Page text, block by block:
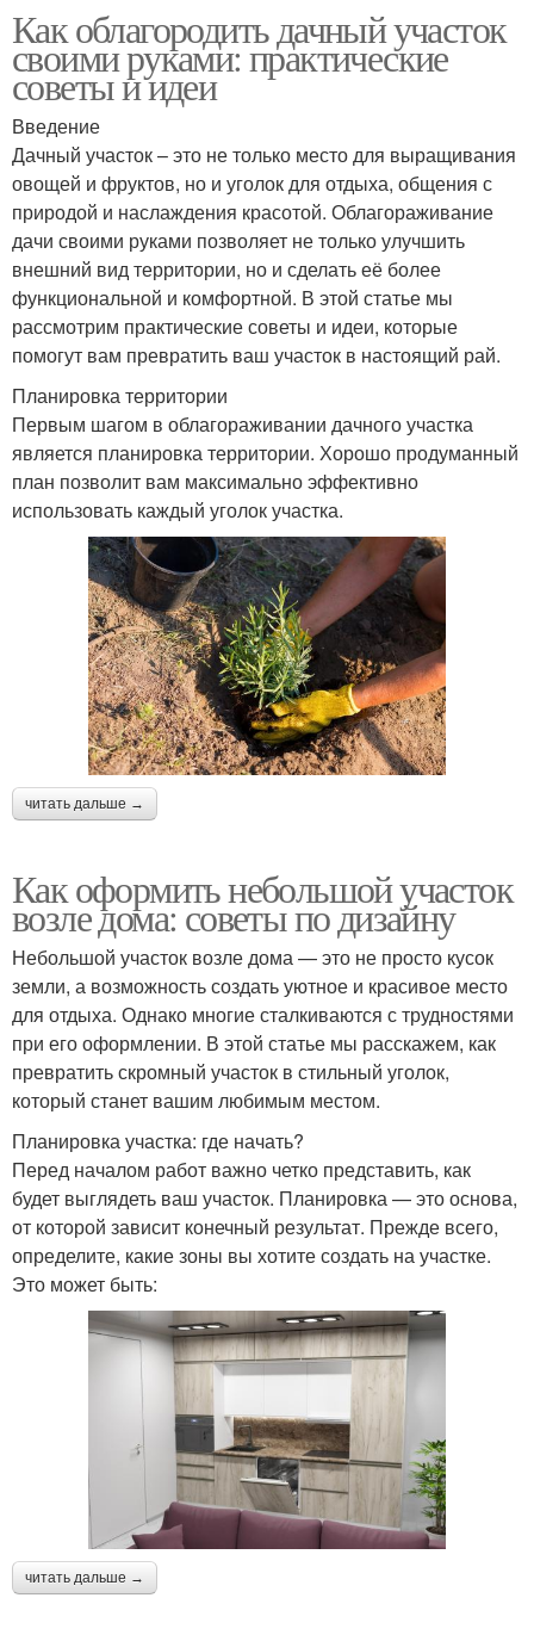
Как облагородить дачный участок
своими руками: практические
советы и идеи
Введение
Дачный участок – это не только место для выращивания
овощей и фруктов, но и уголок для отдыха, общения с
природой и наслаждения красотой. Облагораживание
дачи своими руками позволяет не только улучшить
внешний вид территории, но и сделать её более
функциональной и комфортной. В этой статье мы
рассмотрим практические советы и идеи, которые
помогут вам превратить ваш участок в настоящий рай.
Планировка территории
Первым шагом в облагораживании дачного участка
является планировка территории. Хорошо продуманный
план позволит вам максимально эффективно
использовать каждый уголок участка.
читать дальше →
Как оформить небольшой участок
возле дома: советы по дизайну
Небольшой участок возле дома — это не просто кусок
земли, а возможность создать уютное и красивое место
для отдыха. Однако многие сталкиваются с трудностями
при его оформлении. В этой статье мы расскажем, как
превратить скромный участок в стильный уголок,
который станет вашим любимым местом.
Планировка участка: где начать?
Перед началом работ важно четко представить, как
будет выглядеть ваш участок. Планировка — это основа,
от которой зависит конечный результат. Прежде всего,
определите, какие зоны вы хотите создать на участке.
Это может быть:
читать дальше →